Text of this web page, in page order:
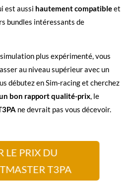
est aussi hautement compatibleet
bundles intéressants de
plus expérimenté, vous
au niveau supérieur avec un
débutez en Sim-racing et cherchez
bon rapport qualité-prix, le
ne devrait pas vous décevoir.
LE PRIX DU
T3PA